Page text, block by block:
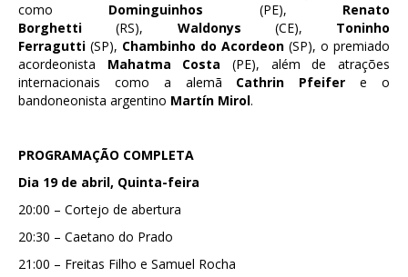
como Dominguinhos (PE), Renato
Borghetti (RS), Waldonys (CE),
Toninho
Ferragutti (SP), Chambinho do Acordeon (SP), o premiado
acordeonista Mahatma Costa (PE), além de atrações
internacionais como a alemã Cathrin Pfeifer e o
bandoneonista argentino Martín Mirol.
PROGRAMAÇÃO COMPLETA
Dia 19 de abril, Quinta-feira
20:00 – Cortejo de abertura
20:30 – Caetano do Prado
21:00 – Freitas Filho e Samuel Rocha